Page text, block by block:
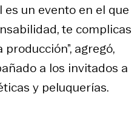
es un evento en el que
te complicas
agregó,
a los invitados a
y peluquerías.